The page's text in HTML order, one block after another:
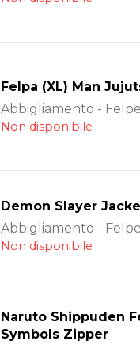
Felpa (XL) Man
Abbigliamento - Felpe
Non disponibile
Demon Slayer
Abbigliamento - Felpe
Non disponibile
Naruto Shippuden
Symbols Zipper